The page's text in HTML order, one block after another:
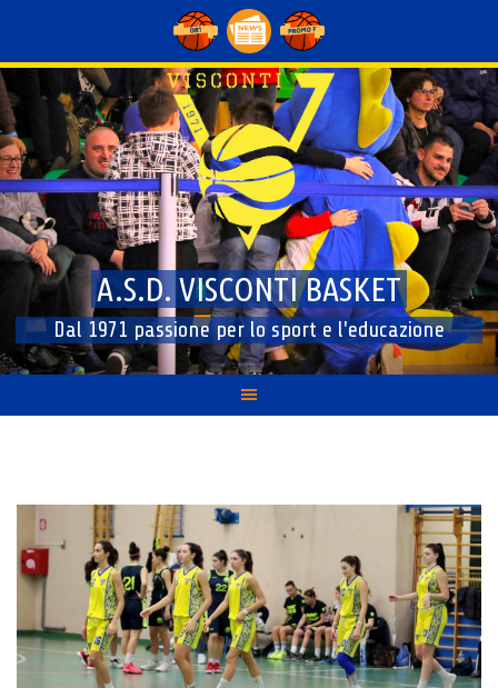
content
A.S.D. VISCONTI BASKET
Dal 1971 passione per lo sport e l'educazione